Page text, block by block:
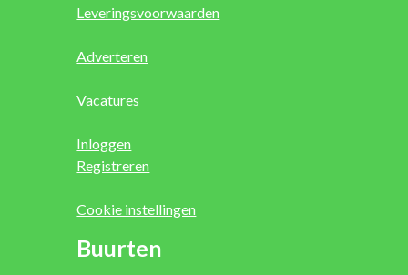
Leveringsvoorwaarden
Adverteren
Vacatures
Inloggen
Registreren
Cookie instellingen
Buurten